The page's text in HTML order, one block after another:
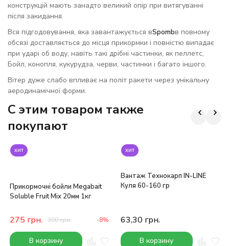
конструкцій мають занадто великий опір при витягуванні
після закидання.
Вся підгодовування, яка завантажується вSpombв повному
обсязі доставляється до місця прикормки і повністю випадає
при ударі об воду, навіть такі дрібні частинки, як пеллетс,
Бойл, конопля, кукурудза, черви, частинки і багато іншого.
Вітер дуже слабо впливає на політ ракети через унікальну
аеродинамічної форми.
C этим товаром также
покупают
хит
Прикормочні бойли Megabait
Soluble Fruit Mix 20мм 1кг
275 грн. 300грн. -8%
В корзину
хит
Вантаж Технокарп IN-LINE
Куля 60-160 гр
63,30 грн.
В корзину